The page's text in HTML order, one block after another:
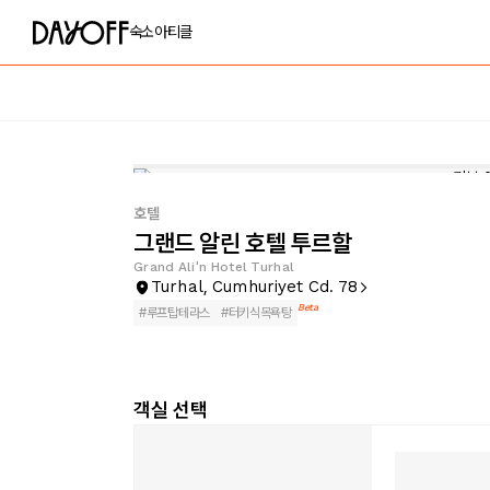
숙소아티클
호텔
그랜드 알린 호텔 투르할
Grand Ali'n Hotel Turhal
Turhal, Cumhuriyet Cd. 78
#루프탑테라스 #터키식목욕탕 Beta
객실 선택